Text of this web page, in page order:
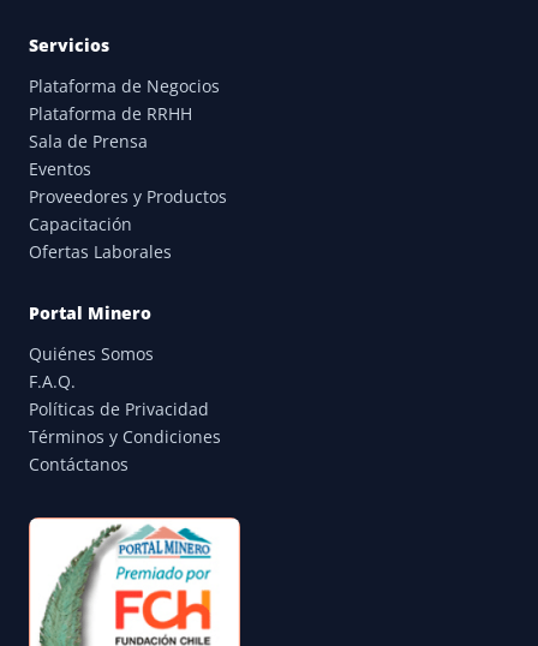
Servicios
Plataforma de Negocios
Plataforma de RRHH
Sala de Prensa
Eventos
Proveedores y Productos
Capacitación
Ofertas Laborales
Portal Minero
Quiénes Somos
F.A.Q.
Políticas de Privacidad
Términos y Condiciones
Contáctanos